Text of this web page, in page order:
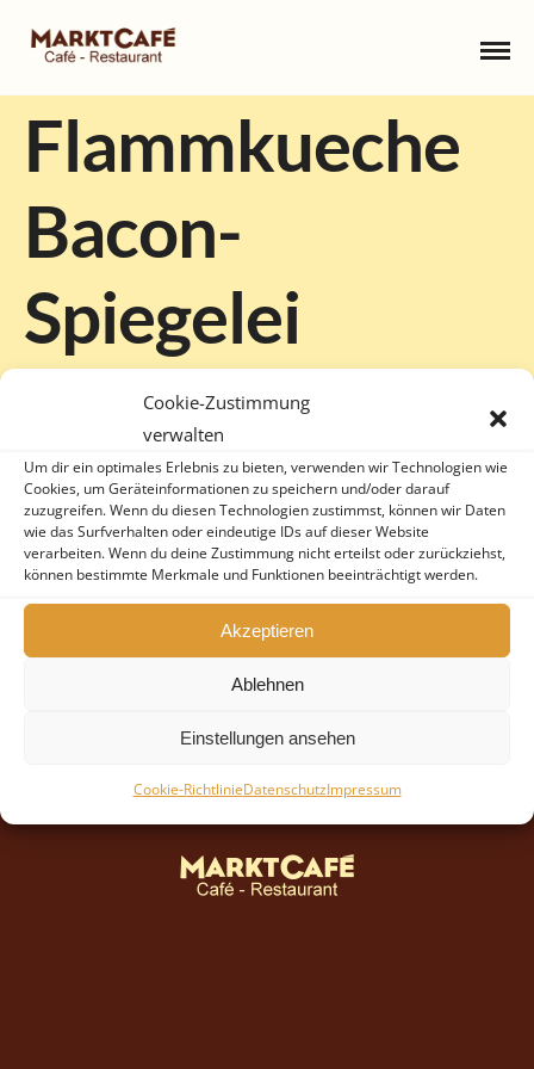
Cookie-Zustimmung
verwalten
Um dir ein optimales Erlebnis zu bieten, verwenden wir Technologien wie
Cookies, um Geräteinformationen zu speichern und/oder darauf
zuzugreifen. Wenn du diesen Technologien zustimmst, können wir Daten
wie das Surfverhalten oder eindeutige IDs auf dieser Website
verarbeiten. Wenn du deine Zustimmung nicht erteilst oder zurückziehst,
können bestimmte Merkmale und Funktionen beeinträchtigt werden.
Akzeptieren
Ablehnen
Einstellungen ansehen
Cookie-RichtlinieDatenschutzImpressum
Flammkueche
Bacon-
Spiegelei